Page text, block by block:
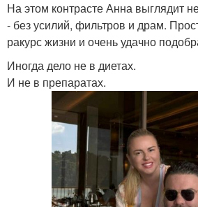
На этом контрасте Анна выглядит
- без усилий, фильтров и драм.
ракурс жизни и очень удачно
Иногда дело не в диетах.
И не в препаратах.